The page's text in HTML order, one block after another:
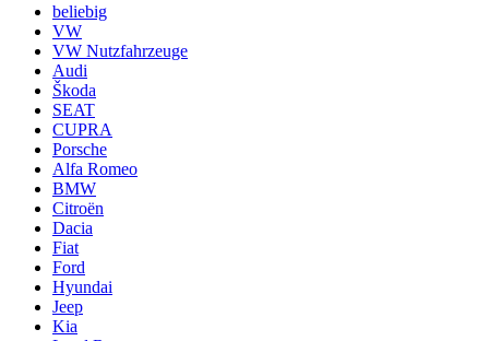
beliebig
VW
VW Nutzfahrzeuge
Audi
Škoda
SEAT
CUPRA
Porsche
Alfa Romeo
BMW
Citroën
Dacia
Fiat
Ford
Hyundai
Jeep
Kia